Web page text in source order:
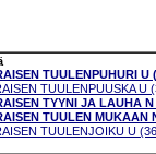
TUULENPUHURI U
TUULENPUUSKA U
TYYNI JA LAUHA N
TUULEN MUKAAN
TUULENJOIKU U